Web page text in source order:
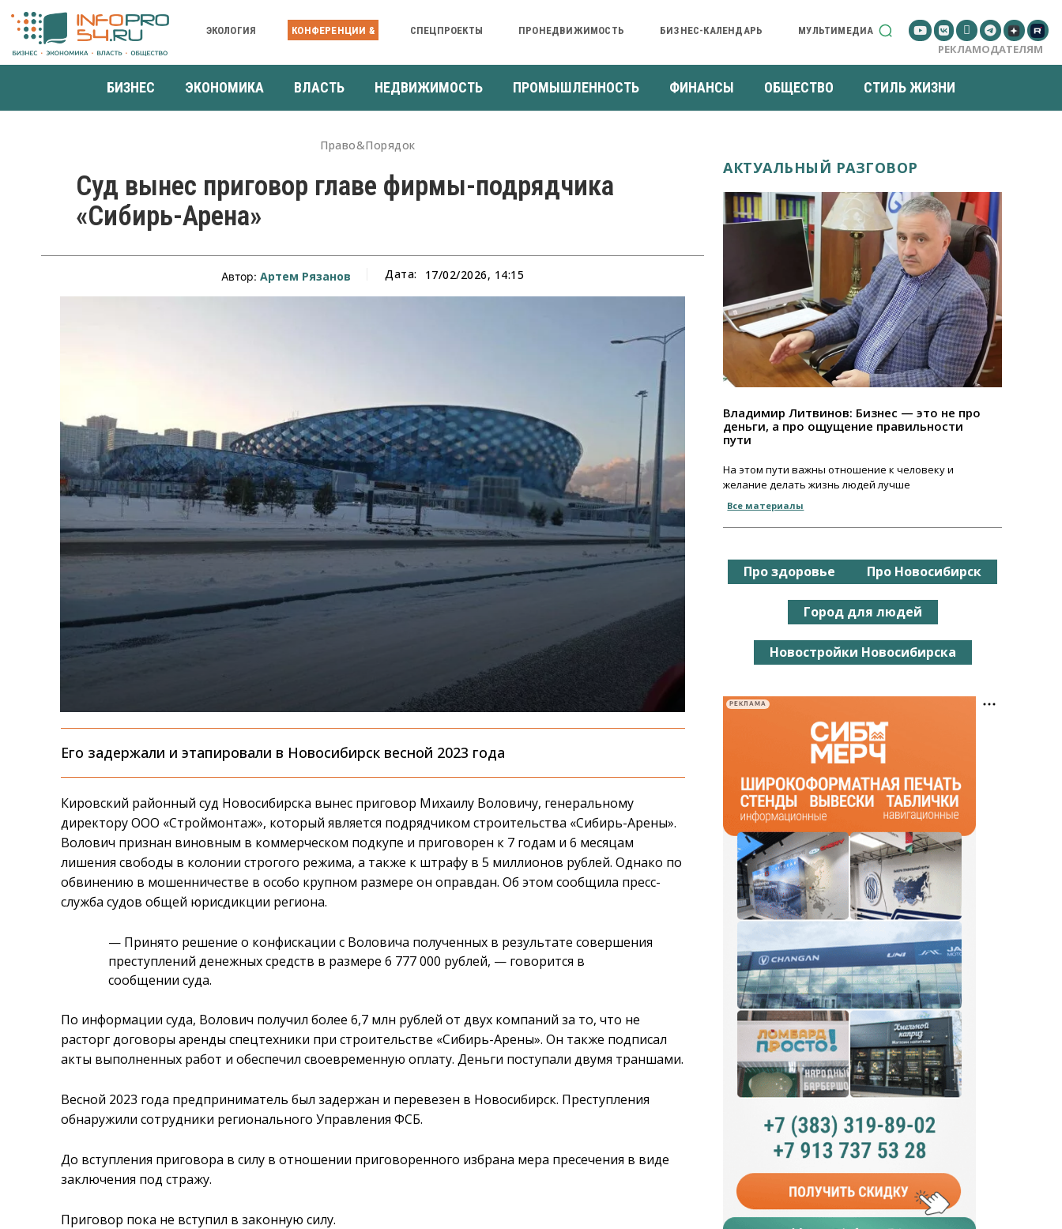
ЭКОЛОГИЯ КОНФЕРЕНЦИИ & СПЕЦПРОЕКТЫ ПРОНЕДВИЖИМОСТЬ БИЗНЕС-КАЛЕНДАРЬ МУЛЬТИМЕДИА
РЕКЛАМОДАТЕЛЯМ
БИЗНЕС ЭКОНОМИКА ВЛАСТЬ НЕДВИЖИМОСТЬ ПРОМЫШЛЕННОСТЬ ФИНАНСЫ ОБЩЕСТВО СТИЛЬ ЖИЗНИ
Право&Порядок
Суд вынес приговор главе фирмы-подрядчика
«Сибирь-Арена»
Автор:Артем Рязанов Дата: 17/02/2026, 14:15
Его задержали и этапировали в Новосибирск весной 2023 года
Кировский районный суд Новосибирска вынес приговор Михаилу Воловичу, генеральному
директору ООО «Строймонтаж», который является подрядчиком строительства «Сибирь-Арены».
Волович признан виновным в коммерческом подкупе и приговорен к 7 годам и 6 месяцам
лишения свободы в колонии строгого режима, а также к штрафу в 5 миллионов рублей. Однако по
обвинению в мошенничестве в особо крупном размере он оправдан. Об этом сообщила пресс-
служба судов общей юрисдикции региона.
— Принято решение о конфискации с Воловича полученных в результате совершения
преступлений денежных средств в размере 6 777 000 рублей, — говорится в
сообщении суда.
По информации суда, Волович получил более 6,7 млн рублей от двух компаний за то, что не
расторг договоры аренды спецтехники при строительстве «Сибирь-Арены». Он также подписал
акты выполненных работ и обеспечил своевременную оплату. Деньги поступали двумя траншами.
Весной 2023 года предприниматель был задержан и перевезен в Новосибирск. Преступления
обнаружили сотрудники регионального Управления ФСБ.
До вступления приговора в силу в отношении приговоренного избрана мера пресечения в виде
заключения под стражу.
Приговор пока не вступил в законную силу.
АКТУАЛЬНЫЙ РАЗГОВОР
Владимир Литвинов: Бизнес — это не про
деньги, а про ощущение правильности
пути
На этом пути важны отношение к человеку и
желание делать жизнь людей лучше
Все материалы
Про здоровье Про Новосибирск
Город для людей
Новостройки Новосибирска
РЕКЛАМА